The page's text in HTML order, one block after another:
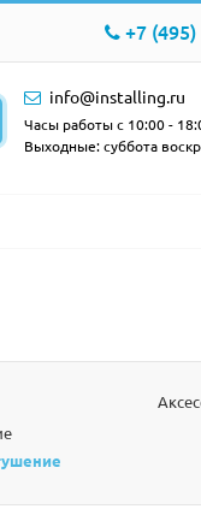
+7 (495)
info@installing.ru
Часы работы с 10:00 -
Выходные: суббота